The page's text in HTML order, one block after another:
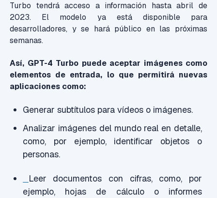
Turbo tendrá acceso a información hasta abril de
2023. El modelo ya está disponible para
desarrolladores, y se hará público en las próximas
semanas.
Así, GPT-4 Turbo puede aceptar imágenes como
elementos de entrada, lo que permitirá nuevas
aplicaciones como:
Generar subtítulos para vídeos o imágenes.
Analizar imágenes del mundo real en detalle,
como, por ejemplo, identificar objetos o
personas.
Leer documentos con cifras, como, por
ejemplo, hojas de cálculo o informes